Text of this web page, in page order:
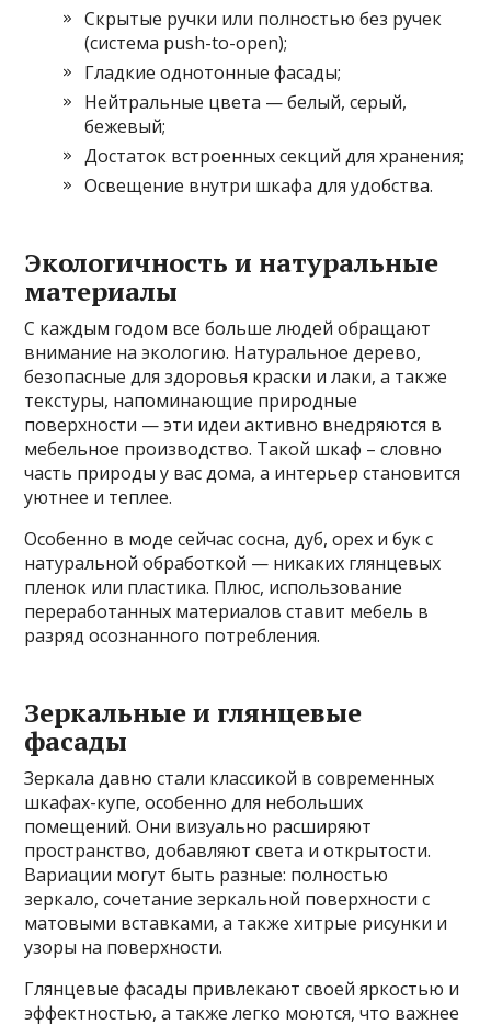
Скрытые ручки или полностью без ручек
(система push-to-open);
Гладкие однотонные фасады;
Нейтральные цвета — белый, серый,
бежевый;
Достаток встроенных секций для хранения;
Освещение внутри шкафа для удобства.
Экологичность и натуральные
материалы
С каждым годом все больше людей обращают
внимание на экологию. Натуральное дерево,
безопасные для здоровья краски и лаки, а также
текстуры, напоминающие природные
поверхности — эти идеи активно внедряются в
мебельное производство. Такой шкаф – словно
часть природы у вас дома, а интерьер становится
уютнее и теплее.
Особенно в моде сейчас сосна, дуб, орех и бук с
натуральной обработкой — никаких глянцевых
пленок или пластика. Плюс, использование
переработанных материалов ставит мебель в
разряд осознанного потребления.
Зеркальные и глянцевые
фасады
Зеркала давно стали классикой в современных
шкафах-купе, особенно для небольших
помещений. Они визуально расширяют
пространство, добавляют света и открытости.
Вариации могут быть разные: полностью
зеркало, сочетание зеркальной поверхности с
матовыми вставками, а также хитрые рисунки и
узоры на поверхности.
Глянцевые фасады привлекают своей яркостью и
эффектностью, а также легко моются, что важнее